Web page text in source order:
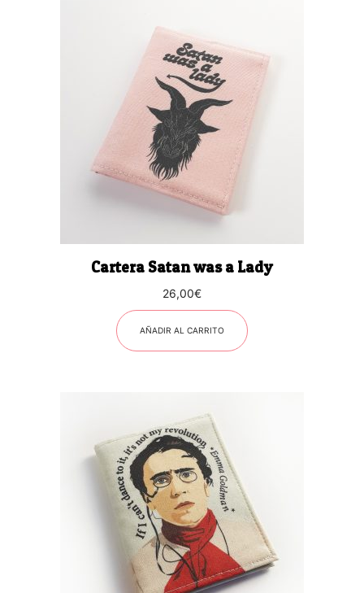
Cartera Satan was a Lady
26,00€
AÑADIR AL CARRITO